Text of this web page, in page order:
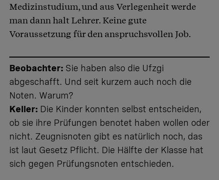
Medizinstudium, und aus Verlegenheit werde
man dann halt Lehrer. Keine gute
Voraussetzung für den anspruchsvollen Job.
Beobachter: Sie haben also die Ufzgi
abgeschafft. Und seit kurzem auch noch die
Noten. Warum?
Keller: Die Kinder konnten selbst entscheiden,
ob sie ihre Prüfungen benotet haben wollen oder
nicht. Zeugnisnoten gibt es natürlich noch, das
ist laut Gesetz Pflicht. Die Hälfte der Klasse hat
sich gegen Prüfungsnoten entschieden.